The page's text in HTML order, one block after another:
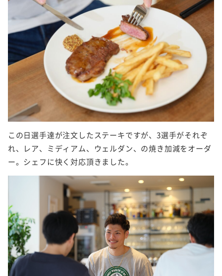
この日選手達が注文したステーキですが、3選手がそれぞ
れ、レア、ミディアム、ウェルダン、の焼き加減をオーダ
ー。シェフに快く対応頂きました。